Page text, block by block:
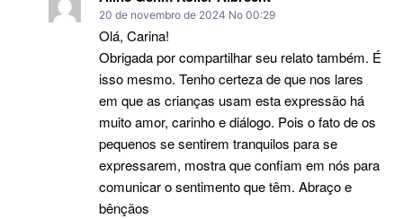
20 de novembro de 2024 No 00:29
Olá, Carina!
Obrigada por compartilhar seu relato também. É
isso mesmo. Tenho certeza de que nos lares
em que as crianças usam esta expressão há
muito amor, carinho e diálogo. Pois o fato de os
pequenos se sentirem tranquilos para se
expressarem, mostra que confiam em nós para
comunicar o sentimento que têm. Abraço e
bênçãos